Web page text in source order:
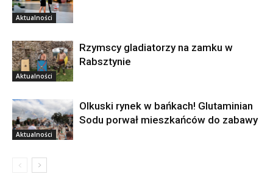
Aktualności
Aktualności
Rzymscy gladiatorzy na zamku w
Rabsztynie
Aktualności
Olkuski rynek w bańkach! Glutaminian
Sodu porwał mieszkańców do zabawy